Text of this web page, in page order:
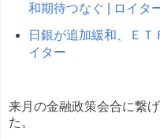
和期待つなぐ | ロイタ
日銀が追加緩和、ＥＴ
イター
来月の金融政策会合に繋
た。